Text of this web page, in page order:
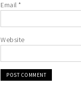
Email *
Website